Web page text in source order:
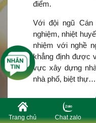
điểm.
Với đội ngũ Cán
nghiệm, nhiệt
nhiệm với nghề
khẳng định được
vực xây dựng
nhà phố, biệt
Trang chủ Chat zalo